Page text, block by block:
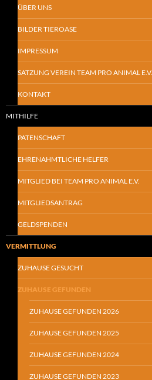
ÜBER UNS
BILDER TIEROASE
IMPRESSUM
SATZUNG VEREIN TEAM PRO ANIMAL E.V.
KONTAKT
MITHILFE
PATENSCHAFT
EHRENAHMTLICHE HELFER
MITGLIED BEI TEAM PRO ANIMAL E.V.
MITGLIEDSANTRAG
GELDSPENDEN
VERMITTLUNG
ZUHAUSE GESUCHT
ZUHAUSE GEFUNDEN
ZUHAUSE GEFUNDEN 2026
ZUHAUSE GEFUNDEN 2025
ZUHAUSE GEFUNDEN 2024
ZUHAUSE GEFUNDEN 2023